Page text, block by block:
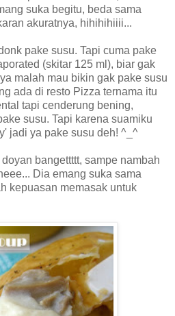
suka begitu, beda sama
akuratnya, hihihihiiii...
pake susu. Tapi cuma pake
(skitar 125 ml), biar gak
malah mau bikin gak pake susu
ada di resto Pizza ternama itu
tapi cenderung bening,
susu. Tapi karena suamiku
jadi ya pake susu deh! ^_^
bangettttt, sampe nambah
Dia emang suka sama
kepuasan memasak untuk